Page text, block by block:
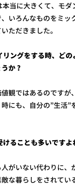
当に大きくて、モダ
いろんなものをミッ
ただきました。
リングをする時、ど
か ?
観ではあるのですが
にも、自分の”生活”
ることも多いですよ
がいない代わりに、
な暮らしをされてい